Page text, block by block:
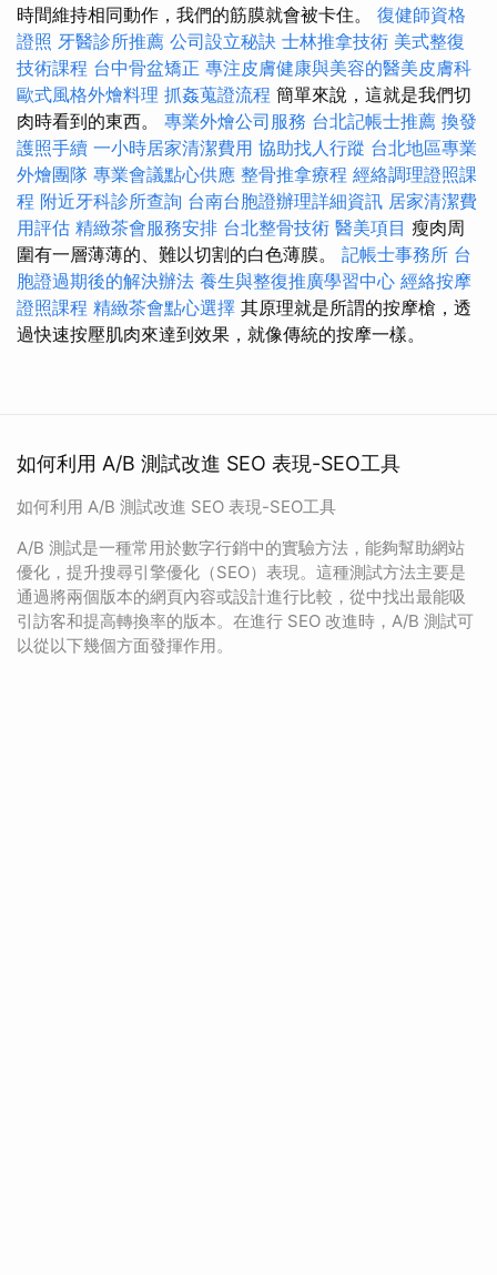
時間維持相同動作，我們的筋膜就會被卡住。 復健師資格
證照 牙醫診所推薦 公司設立秘訣 士林推拿技術 美式整復
技術課程 台中骨盆矯正 專注皮膚健康與美容的醫美皮膚科
歐式風格外燴料理 抓姦蒐證流程 簡單來說，這就是我們切
肉時看到的東西。 專業外燴公司服務 台北記帳士推薦 換發
護照手續 一小時居家清潔費用 協助找人行蹤 台北地區專業
外燴團隊 專業會議點心供應 整骨推拿療程 經絡調理證照課
程 附近牙科診所查詢 台南台胞證辦理詳細資訊 居家清潔費
用評估 精緻茶會服務安排 台北整骨技術 醫美項目 瘦肉周
圍有一層薄薄的、難以切割的白色薄膜。 記帳士事務所 台
胞證過期後的解決辦法 養生與整復推廣學習中心 經絡按摩
證照課程 精緻茶會點心選擇 其原理就是所謂的按摩槍，透
過快速按壓肌肉來達到效果，就像傳統的按摩一樣。
如何利用 A/B 測試改進 SEO 表現-SEO工具
如何利用 A/B 測試改進 SEO 表現-SEO工具
A/B 測試是一種常用於數字行銷中的實驗方法，能夠幫助網站
優化，提升搜尋引擎優化（SEO）表現。這種測試方法主要是
通過將兩個版本的網頁內容或設計進行比較，從中找出最能吸
引訪客和提高轉換率的版本。在進行 SEO 改進時，A/B 測試可
以從以下幾個方面發揮作用。